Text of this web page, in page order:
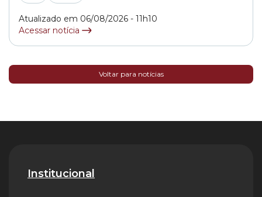
Atualizado em 06/08/2026 - 11h10
Acessar notícia
Voltar para notícias
Institucional